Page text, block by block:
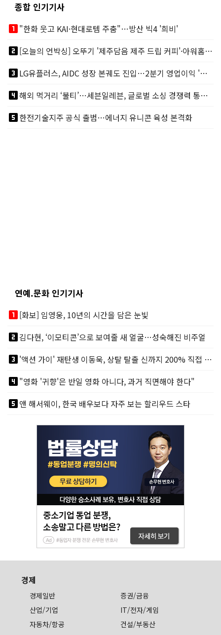
종합 인기기사
looks_one"한화 웃고 KAI·현대로템 주춤"…방산 빅4 '희비'
looks_two
[오늘의 언박싱] 오뚜기 '제주담음 제주 드립 커피'·아워홈 ‘갓석박지’ 外
looks_3
LG유플러스, AIDC 성장 본궤도 진입…2분기 영업이익 '역대 최대'
looks_4
해외 먹거리 ‘불티’…세븐일레븐, 글로벌 소싱 경쟁력 통했다
looks_5한전기술지주 공식 출범…에너지 유니콘 육성 본격화
연예.문화 인기기사
looks_one[화보] 임영웅, 10년의 시간을 담은 눈빛
looks_two김다현, ‘이모티콘’으로 보여줄 새 얼굴…성숙해진 비주얼
looks_3
'액션 가이' 재탄생 이동욱, 상탈 탈출 신까지 200% 직접 소화
looks_4"영화 '귀향'은 반일 영화 아니다, 과거 직면해야 한다"
looks_5앤 해서웨이, 한국 배우보다 자주 보는 할리우드 스타
경제
경제일반
증권/금융
산업/기업
IT/전자/게임
자동차/항공
건설/부동산